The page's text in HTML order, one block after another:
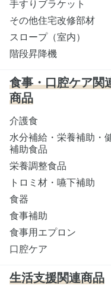
手すりブラケット
その他住宅改修部材
スロープ（室内）
階段昇降機
食事・口腔ケア関
商品
介護食
水分補給・栄養補助・
補助食品
栄養調整食品
トロミ材・嚥下補助
食器
食事補助
食事用エプロン
口腔ケア
生活支援関連商品